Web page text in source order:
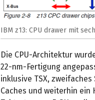
IBM z13: CPU drawer mit
Die CPU-Architektur
22-nm-Fertigung
inklusive TSX,
Caches und weiterhin